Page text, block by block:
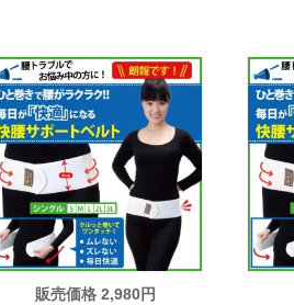
販売価格 2,980円